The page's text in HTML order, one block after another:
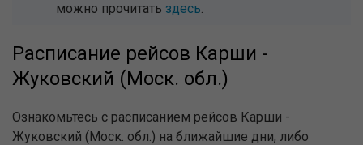
можно прочитать здесь.
Расписание рейсов Карши -
Жуковский (Моск. обл.)
Ознакомьтесь с расписанием рейсов Карши -
Жуковский (Моск. обл.) на ближайшие дни, либо